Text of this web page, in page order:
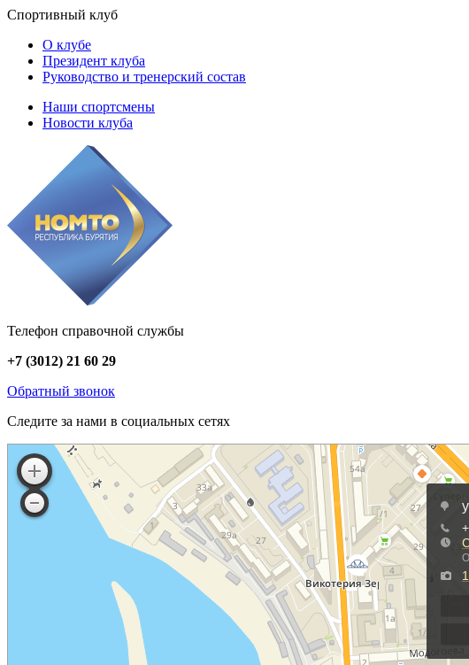
Спортивный клуб
О клубе
Президент клуба
Руководство и тренерский состав
Наши спортсмены
Новости клуба
Телефон справочной службы
+7 (3012) 21 60 29
Обратный звонок
Следите за нами в социальных сетях